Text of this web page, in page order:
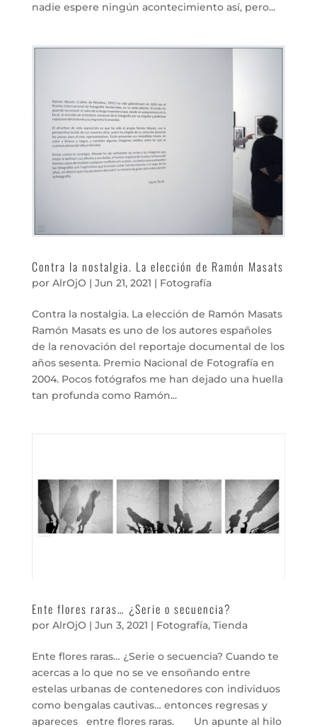
nadie espere ningún acontecimiento así, pero...
Contra la nostalgia. La elección de Ramón Masats
por AlrOjO | Jun 21, 2021 | Fotografía
Contra la nostalgia. La elección de Ramón Masats
Ramón Masats es uno de los autores españoles
de la renovación del reportaje documental de los
años sesenta. Premio Nacional de Fotografía en
2004. Pocos fotógrafos me han dejado una huella
tan profunda como Ramón...
Ente flores raras… ¿Serie o secuencia?
por AlrOjO | Jun 3, 2021 | Fotografía, Tienda
Ente flores raras… ¿Serie o secuencia? Cuando te
acercas a lo que no se ve ensoñando entre
estelas urbanas de contenedores con individuos
como bengalas cautivas… entonces regresas y
apareces entre flores raras. Un apunte al hilo